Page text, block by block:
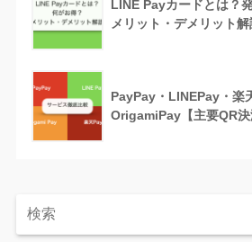
LINE Payカードとは？
メリット・デメリット解
PayPay・LINEPay・楽
OrigamiPay【主要QR